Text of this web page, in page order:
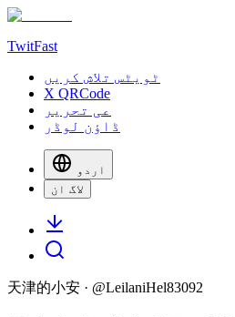
TwitFast
ٹویٹس تلاش کریں
X QRCode
عی تحریر
ڈاؤن لوڈر
اردو
لاگ ان
天津的小安 · @LeilaniHel83092